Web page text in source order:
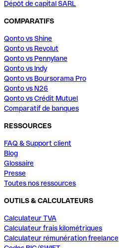
Dépôt de capital SARL
COMPARATIFS
Qonto vs Shine
Qonto vs Revolut
Qonto vs Pennylane
Qonto vs Indy
Qonto vs Boursorama Pro
Qonto vs N26
Qonto vs Crédit Mutuel
Comparatif de banques
RESSOURCES
FAQ & Support client
Blog
Glossaire
Presse
Toutes nos ressources
OUTILS & CALCULATEURS
Calculateur TVA
Calculateur frais kilométriques
Calculateur rémunération freelance